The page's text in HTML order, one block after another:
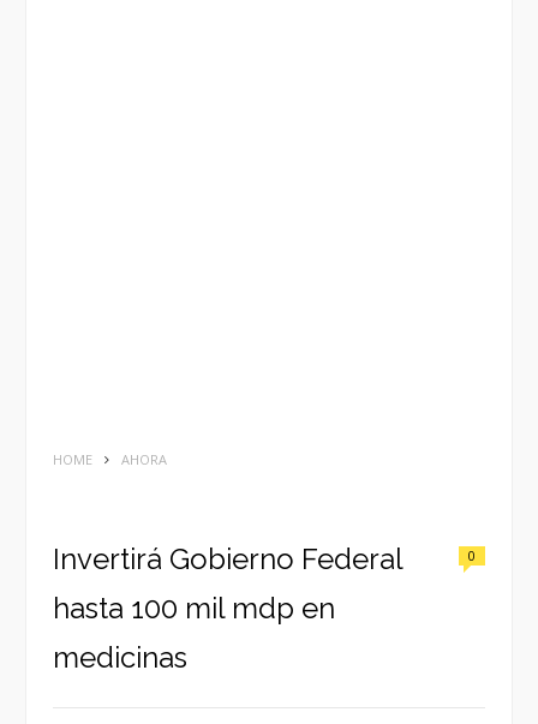
HOME AHORA
Invertirá Gobierno Federal
hasta 100 mil mdp en
medicinas
0